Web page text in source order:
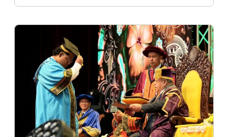
c
o
o
k
n
d
a
s
A
p
p